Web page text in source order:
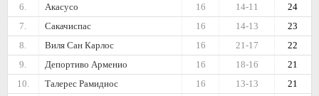
6.
Акасусо 24
14-11
16
7.
Сакачиспас 23
14-13
16
8.
Виля Сан Карлос 22
21-17
16
9.
Депортиво Арменио 21
18-16
16
10.
Талерес Рамидиос 21
13-13
16